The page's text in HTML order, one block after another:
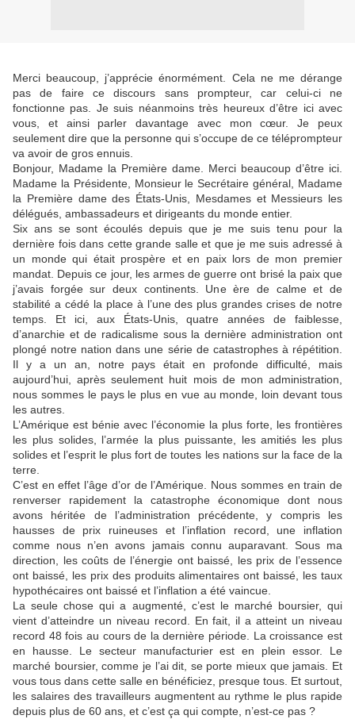
Merci beaucoup, j’apprécie énormément. Cela ne me dérange
pas de faire ce discours sans prompteur, car celui-ci ne
fonctionne pas. Je suis néanmoins très heureux d’être ici avec
vous, et ainsi parler davantage avec mon cœur. Je peux
seulement dire que la personne qui s’occupe de ce téléprompteur
va avoir de gros ennuis.
Bonjour, Madame la Première dame. Merci beaucoup d’être ici.
Madame la Présidente, Monsieur le Secrétaire général, Madame
la Première dame des États-Unis, Mesdames et Messieurs les
délégués, ambassadeurs et dirigeants du monde entier.
Six ans se sont écoulés depuis que je me suis tenu pour la
dernière fois dans cette grande salle et que je me suis adressé à
un monde qui était prospère et en paix lors de mon premier
mandat. Depuis ce jour, les armes de guerre ont brisé la paix que
j’avais forgée sur deux continents. Une ère de calme et de
stabilité a cédé la place à l’une des plus grandes crises de notre
temps. Et ici, aux États-Unis, quatre années de faiblesse,
d’anarchie et de radicalisme sous la dernière administration ont
plongé notre nation dans une série de catastrophes à répétition.
Il y a un an, notre pays était en profonde difficulté, mais
aujourd’hui, après seulement huit mois de mon administration,
nous sommes le pays le plus en vue au monde, loin devant tous
les autres.
L’Amérique est bénie avec l’économie la plus forte, les frontières
les plus solides, l’armée la plus puissante, les amitiés les plus
solides et l’esprit le plus fort de toutes les nations sur la face de la
terre.
C’est en effet l’âge d’or de l’Amérique. Nous sommes en train de
renverser rapidement la catastrophe économique dont nous
avons héritée de l’administration précédente, y compris les
hausses de prix ruineuses et l’inflation record, une inflation
comme nous n’en avons jamais connu auparavant. Sous ma
direction, les coûts de l’énergie ont baissé, les prix de l’essence
ont baissé, les prix des produits alimentaires ont baissé, les taux
hypothécaires ont baissé et l’inflation a été vaincue.
La seule chose qui a augmenté, c’est le marché boursier, qui
vient d’atteindre un niveau record. En fait, il a atteint un niveau
record 48 fois au cours de la dernière période. La croissance est
en hausse. Le secteur manufacturier est en plein essor. Le
marché boursier, comme je l’ai dit, se porte mieux que jamais. Et
vous tous dans cette salle en bénéficiez, presque tous. Et surtout,
les salaires des travailleurs augmentent au rythme le plus rapide
depuis plus de 60 ans, et c’est ça qui compte, n’est-ce pas ?